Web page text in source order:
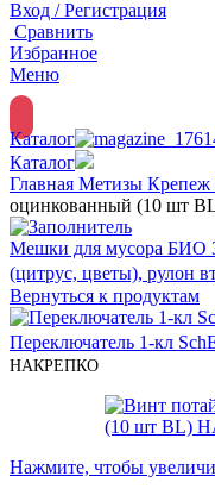
Вход / Регистрация
Сравнить
Избранное
Меню
Каталог
Каталог
Главная Метизы Крепеж
оцинкованный (10 шт
Мешки для мусора БИО
(цитрус, цветы), рулон
Вернуться к продуктам
Переключатель 1-кл
НАКРЕПКО
Нажмите, чтобы